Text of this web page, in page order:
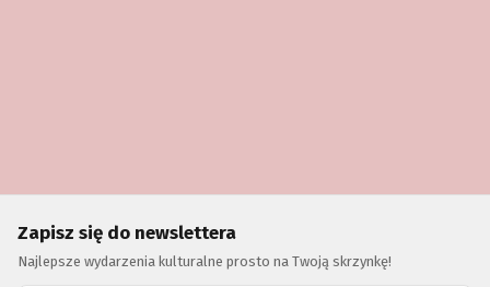
Zapisz się do newslettera
Najlepsze wydarzenia kulturalne prosto na Twoją skrzynkę!